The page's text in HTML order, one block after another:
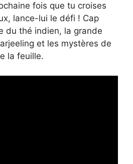
fois que tu croises
lance-lui le défi ! Cap
du thé indien, la grande
et les mystères de
la feuille.